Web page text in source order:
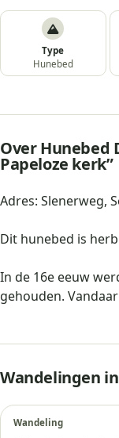
Type
Hunebed
Over Hunebed
Papeloze kerk”
Adres: Slenerweg,
Dit hunebed is
In de 16e eeuw
gehouden.
Wandelingen
Wandeling